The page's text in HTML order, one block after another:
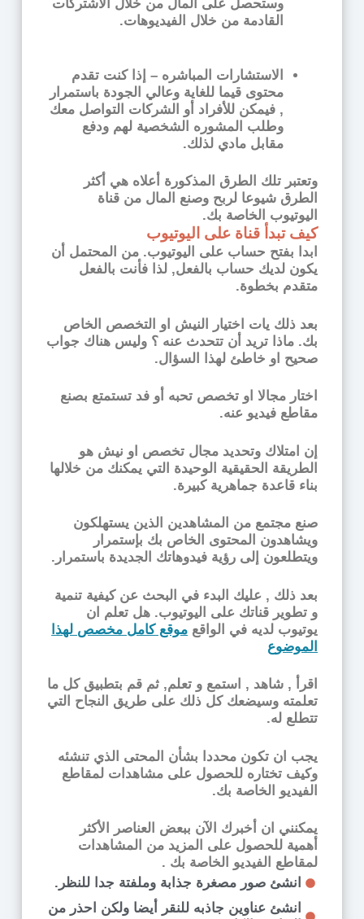
وستحصل على المال من خلال الاشتركات
القادمة من خلال الفيديوهات.
الاستشارات المباشره – إذا كنت تقدم
محتوى قيما للغاية وعالي الجودة باستمرار
, فيمكن للأفراد أو الشركات التواصل معك
وطلب المشوره الشخصية لهم ودفع
مقابل مادي لذلك.
وتعتبر تلك الطرق المذكورة أعلاه هي أكثر
الطرق شيوعا لربح وصنع المال من قناة
اليوتيوب الخاصة بك.
كيف تبدأ قناة على اليوتيوب
ابدا بفتح حساب على اليوتيوب. من المحتمل أن
يكون لديك حساب بالفعل, لذا فأنت بالفعل
متقدم بخطوة.
بعد ذلك يات اختيار النيش او التخصص الخاص
بك. ماذا تريد أن تتحدث عنه ؟ وليس هناك جواب
صحيح او خاطئ لهذا السؤال.
اختار مجالا او تخصص تحبه أو فد تستمتع بصنع
مقاطع فيديو عنه.
إن امتلاك وتحديد مجال تخصص او نيش هو
الطريقة الحقيقية الوحيدة التي يمكنك من خلالها
بناء قاعدة جماهرية كبيرة.
صنع مجتمع من المشاهدين الذين يستهلكون
ويشاهدون المحتوى الخاص بك بإستمرار
ويتطلعون إلى رؤية فيدوهاتك الجديدة باستمرار.
بعد ذلك , عليك البدء في البحث عن كيفية تنمية
و تطوير قناتك على اليوتيوب. هل تعلم ان
يوتيوب لديه في الواقع موقع كامل مخصص لهذا
الموضوع
اقرأ , شاهد , استمع و تعلم, ثم قم بتطبيق كل ما
تعلمته وسيضعك كل ذلك على طريق النجاح التي
تتطلع له.
يجب ان تكون محددا بشأن المحتى الذي تنشئه
وكيف تختاره للحصول على مشاهدات لمقاطع
الفيديو الخاصة بك.
يمكنني ان أخبرك الآن ببعض العناصر الأكثر
أهمية للحصول على المزيد من المشاهدات
لمقاطع الفيديو الخاصة بك .
انشئ صور مصغرة جذابة وملفتة جدا للنظر.
انشئ عناوين جاذبه للنقر أيضا ولكن احذر من